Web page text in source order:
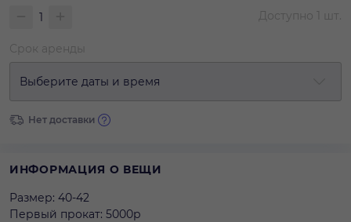
Доступно 1 шт.
Срок аренды
Выберите даты и время
Нет доставки
ИНФОРМАЦИЯ О ВЕЩИ
Размер: 40-42
Первый прокат: 5000р